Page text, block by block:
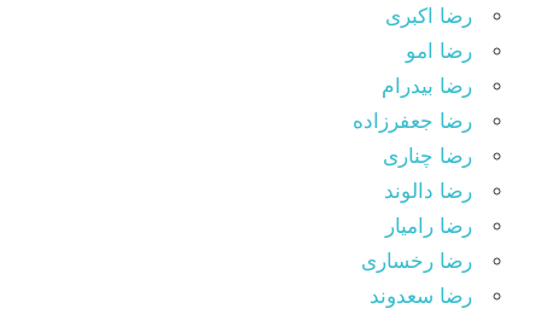
رضا اکبری
رضا امو
رضا بیدرام
رضا جعفرزاده
رضا چناری
رضا دالوند
رضا رامیار
رضا رخساری
رضا سعدوند